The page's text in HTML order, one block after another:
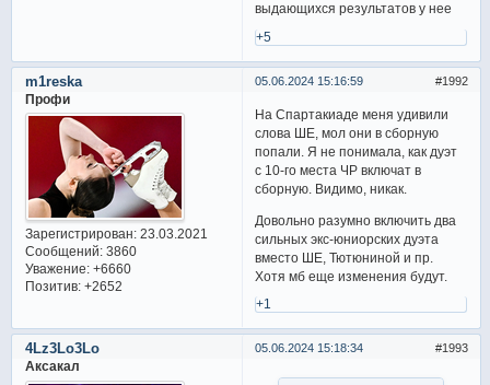
выдающихся результатов у нее
+5
1992
05.06.2024 15:16:59
m1reska
Профи
Зарегистрирован: 23.03.2021
Сообщений:3860
Уважение: +6660
Позитив: +2652
На Спартакиаде меня удивили
слова ШЕ, мол они в сборную
попали. Я не понимала, как дуэт
с 10-го места ЧР включат в
сборную. Видимо, никак.
Довольно разумно включить два
сильных экс-юниорских дуэта
вместо ШЕ, Тютюниной и пр.
Хотя мб еще изменения будут.
+1
1993
05.06.2024 15:18:34
4Lz3Lo3Lo
Аксакал